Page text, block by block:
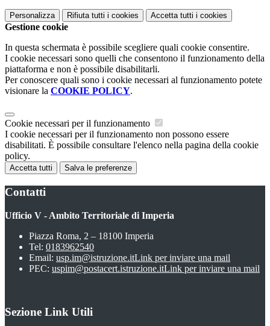
Personalizza Rifiuta tutti i cookies Accetta tutti i cookies
Gestione cookie
In questa schermata è possibile scegliere quali cookie consentire.
I cookie necessari sono quelli che consentono il funzionamento della
piattaforma e non è possibile disabilitarli.
Per conoscere quali sono i cookie necessari al funzionamento potete
visionare la COOKIE POLICY.
Cookie necessari per il funzionamento
I cookie necessari per il funzionamento non possono essere
disabilitati. È possibile consultare l'elenco nella pagina della cookie
policy.
Accetta tutti Salva le preferenze
Contatti
Ufficio V - Ambito Territoriale di Imperia
Piazza Roma, 2 – 18100 Imperia
Tel: 0183962540
Email: usp.im@istruzione.itLink per inviare una mail
PEC: uspim@postacert.istruzione.itLink per inviare una mail
Sezione Link Utili